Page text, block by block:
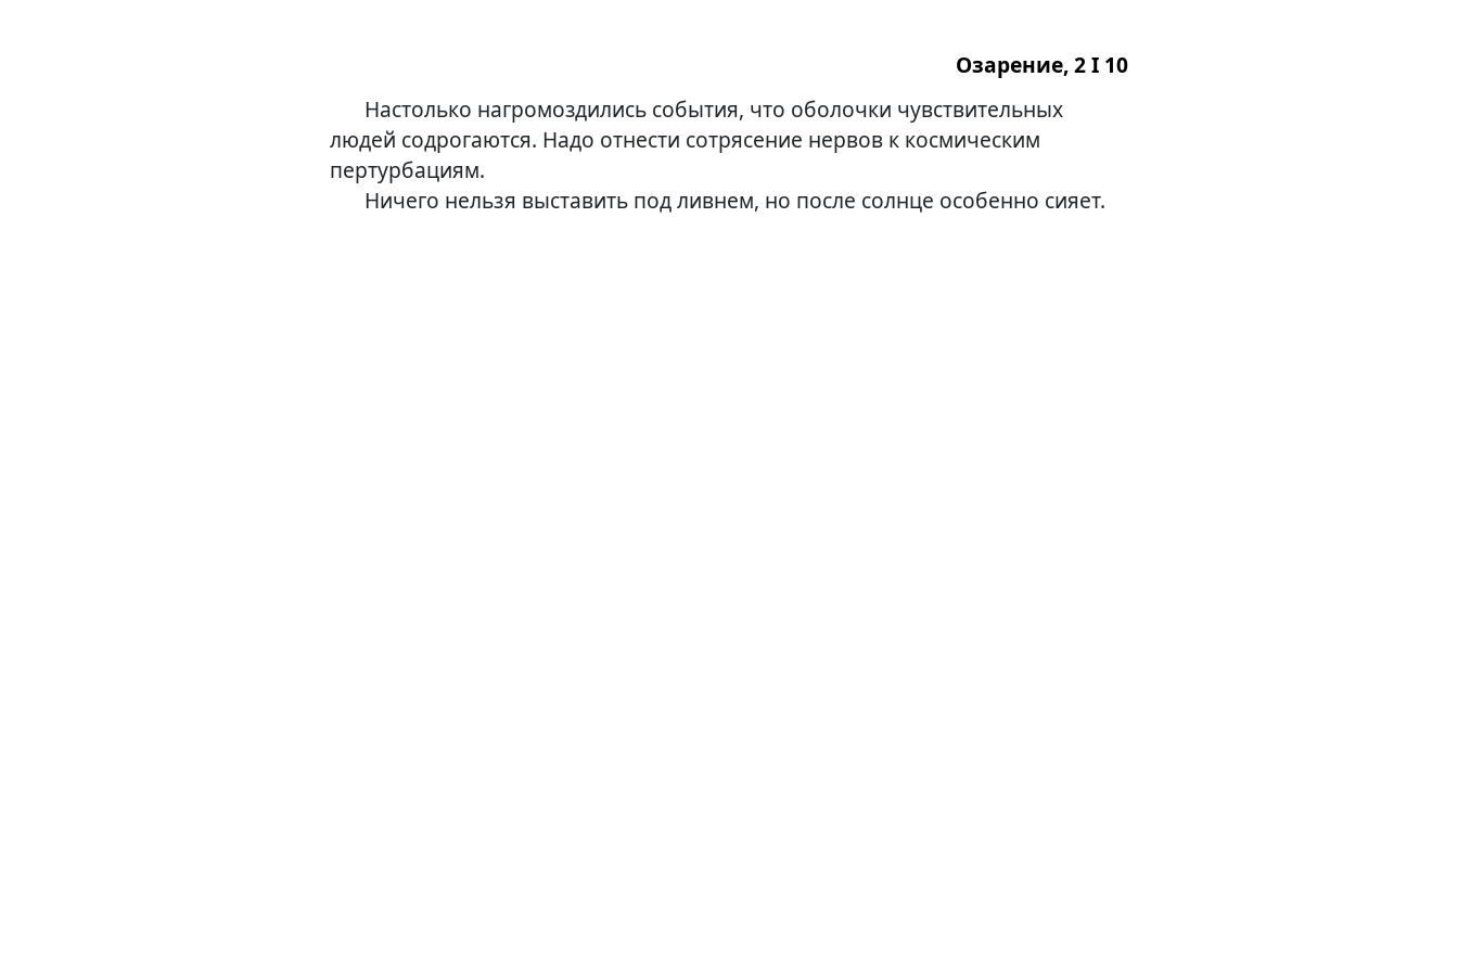
Озарение, 2 I 10
Озарение, 2 I 10
Настолько нагромоздились события, что оболочки чувствительных
людей содрогаются. Надо отнести сотрясение нервов к космическим
пертурбациям.
Ничего нельзя выставить под ливнем, но после солнце особенно сияет.